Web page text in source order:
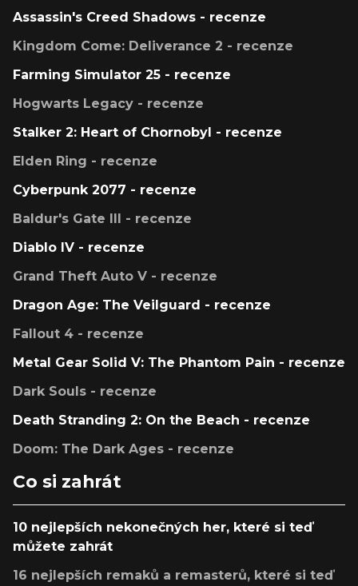
Assassin's Creed Shadows - recenze
Kingdom Come: Deliverance 2 - recenze
Farming Simulator 25 - recenze
Hogwarts Legacy - recenze
Stalker 2: Heart of Chornobyl - recenze
Elden Ring - recenze
Cyberpunk 2077 - recenze
Baldur's Gate III - recenze
Diablo IV - recenze
Grand Theft Auto V - recenze
Dragon Age: The Veilguard - recenze
Fallout 4 - recenze
Metal Gear Solid V: The Phantom Pain - recenze
Dark Souls - recenze
Death Stranding 2: On the Beach - recenze
Doom: The Dark Ages - recenze
Co si zahrát
10 nejlepších nekonečných her, které si teď
můžete zahrát
16 nejlepších remaků a remasterů, které si teď